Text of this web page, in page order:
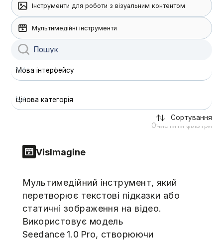
Інструменти для роботи з візуальним контентом
Мультимедійні інструменти
Мова інтерфейсу
Цінова категорія
Сортування
Очистити фільтри
VisImagine
Мультимедійний інструмент, який
перетворює текстові підказки або
статичні зображення на відео.
Використовує модель
Seedance 1.0 Pro, створюючи